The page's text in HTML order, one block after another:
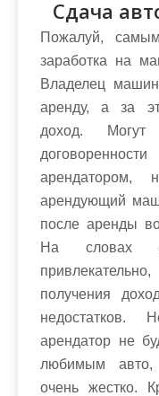
Сдача
Пожалуй,
заработка на
Владелец
аренду, а за
доход. Могут
арендатором,
арендующий
после аренды
На словах
получения
недостатков.
арендатор не
любимым авто,
очень жестко.